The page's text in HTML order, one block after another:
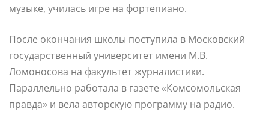
музыке, училась игре на фортепиано.
После окончания школы поступила в Московский
государственный университет имени М.В.
Ломоносова на факультет журналистики.
Параллельно работала в газете «Комсомольская
правда» и вела авторскую программу на радио.